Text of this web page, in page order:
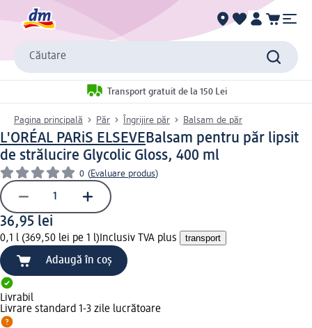
Căutare
Transport gratuit de la 150 Lei
Pagina principală Păr Îngrijire păr Balsam de păr
L'ORÉAL PARiS ELSEVEBalsam pentru păr lipsit
de strălucire Glycolic Gloss, 400 ml
0 (Evaluare produs)
36,95 lei
0,1 l (369,50 lei pe 1 l) Inclusiv TVA plus transport
Adaugă în coș
Livrabil
Livrare standard 1-3 zile lucrătoare